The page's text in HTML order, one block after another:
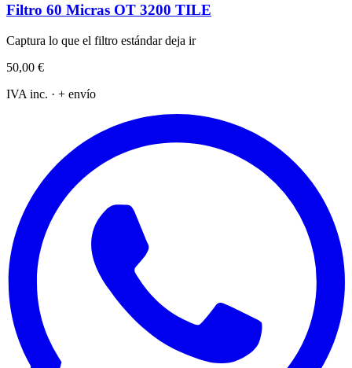
Filtro 60 Micras OT 3200 TILE
Captura lo que el filtro estándar deja ir
50,00 €
IVA inc. · + envío